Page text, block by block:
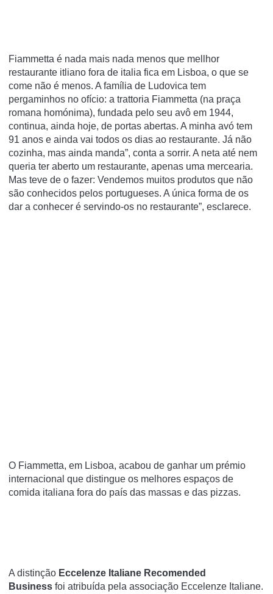
Fiammetta é nada mais nada menos que mellhor
restaurante itliano fora de italia fica em Lisboa, o que se
come não é menos. A família de Ludovica tem
pergaminhos no ofício: a trattoria Fiammetta (na praça
romana homónima), fundada pelo seu avô em 1944,
continua, ainda hoje, de portas abertas. A minha avó tem
91 anos e ainda vai todos os dias ao restaurante. Já não
cozinha, mas ainda manda”, conta a sorrir. A neta até nem
queria ter aberto um restaurante, apenas uma mercearia.
Mas teve de o fazer: Vendemos muitos produtos que não
são conhecidos pelos portugueses. A única forma de os
dar a conhecer é servindo-os no restaurante”, esclarece.
O Fiammetta, em Lisboa, acabou de ganhar um prémio
internacional que distingue os melhores espaços de
comida italiana fora do país das massas e das pizzas.
A distinção Eccelenze Italiane Recomended
Business foi atribuída pela associação Eccelenze Italiane.